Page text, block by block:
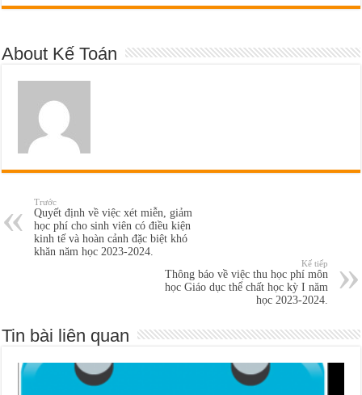
About Kế Toán
Trước
Quyết định về việc xét miễn, giảm
học phí cho sinh viên có điều kiện
kinh tế và hoàn cảnh đặc biệt khó
khăn năm học 2023-2024.
Kế tiếp
Thông báo về việc thu học phí môn
học Giáo dục thể chất học kỳ I năm
học 2023-2024.
Tin bài liên quan